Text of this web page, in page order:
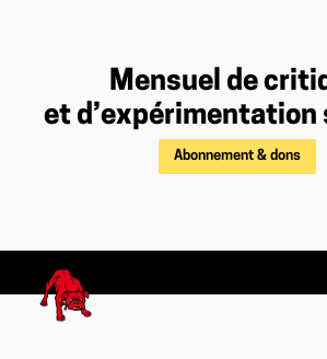
Mensuel de
et d’expérimentation
Abonnement & dons